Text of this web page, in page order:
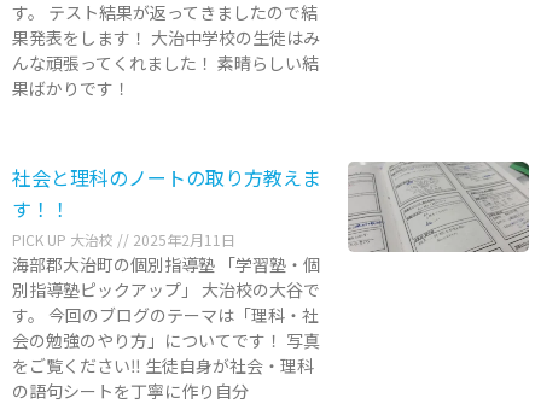
す。 テスト結果が返ってきましたので結
果発表をします！ 大治中学校の生徒はみ
んな頑張ってくれました！ 素晴らしい結
果ばかりです！
社会と理科のノートの取り方教えま
す！！
PICK UP 大治校 2025年2月11日
海部郡大治町の個別指導塾 「学習塾・個
別指導塾ピックアップ」 大治校の大谷で
す。 今回のブログのテーマは「理科・社
会の勉強のやり方」についてです！ 写真
をご覧ください‼︎ 生徒自身が社会・理科
の語句シートを丁寧に作り自分